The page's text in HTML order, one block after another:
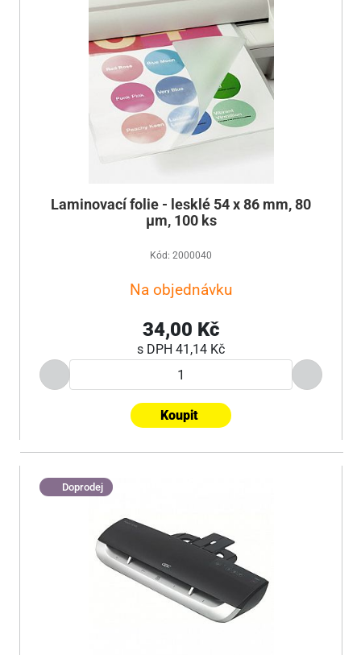
Laminovací folie - lesklé 54 x 86 mm, 80
µm, 100 ks
Kód: 2000040
Na objednávku
34,00 Kč
s DPH 41,14 Kč
Koupit
Doprodej